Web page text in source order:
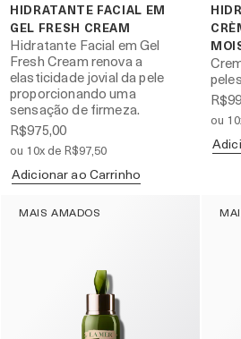
HIDRATANTE FACIAL EM
GEL FRESH CREAM
Hidratante Facial em Gel
Fresh Cream renova a
elasticidade jovial da pele
proporcionando uma
sensação de firmeza.
R$975,00
ou 10x de R$97,50
Adicionar ao Carrinho
ou
MAIS AMADOS